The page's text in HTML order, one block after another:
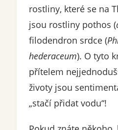
rostliny, které se na
jsou rostliny pothos (
filodendron srdce (
hederaceum). O tyto
přítelem
životy jsou
„stačí přidat vodu“!